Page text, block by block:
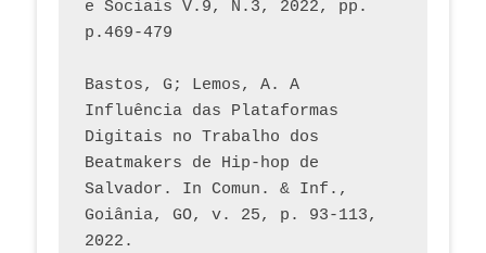
e Sociais V.9, N.3, 2022, pp.
p.469-479
Bastos, G; Lemos, A. A
Influência das Plataformas
Digitais no Trabalho dos
Beatmakers de Hip-hop de
Salvador. In Comun. & Inf.,
Goiânia, GO, v. 25, p. 93-113,
2022.